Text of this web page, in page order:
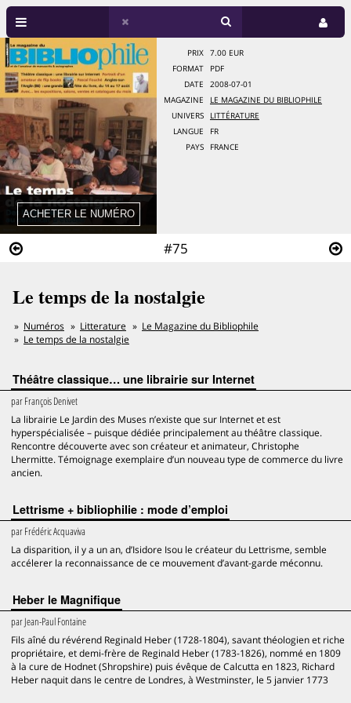
#75
PRIX
7.00 EUR
FORMAT
PDF
DATE
2008-07-01
MAGAZINE
LE MAGAZINE DU BIBLIOPHILE
UNIVERS
LITTÉRATURE
LANGUE
FR
PAYS
FRANCE
Le temps de la nostalgie
Numéros Litterature
Le Magazine du Bibliophile
Le temps de la nostalgie
Théâtre classique… une librairie sur Internet
parFrançois Denivet
La librairie Le Jardin des Muses n’existe que sur Internet et est
hyperspécialisée – puisque dédiée principalement au théâtre classique.
Rencontre découverte avec son créateur et animateur, Christophe
Lhermitte. Témoignage exemplaire d’un nouveau type de commerce du livre
ancien.
Lettrisme + bibliophilie : mode d’emploi
parFrédéric Acquaviva
La disparition, il y a un an, d’Isidore Isou le créateur du Lettrisme, semble
accélerer la reconnaissance de ce mouvement d’avant-garde méconnu.
Heber le Magnifique
parJean-Paul Fontaine
Fils aîné du révérend Reginald Heber (1728-1804), savant théologien et riche
propriétaire, et demi-frère de Reginald Heber (1783-1826), nommé en 1809
à la cure de Hodnet (Shropshire) puis évêque de Calcutta en 1823, Richard
Heber naquit dans le centre de Londres, à Westminster, le 5 janvier 1773